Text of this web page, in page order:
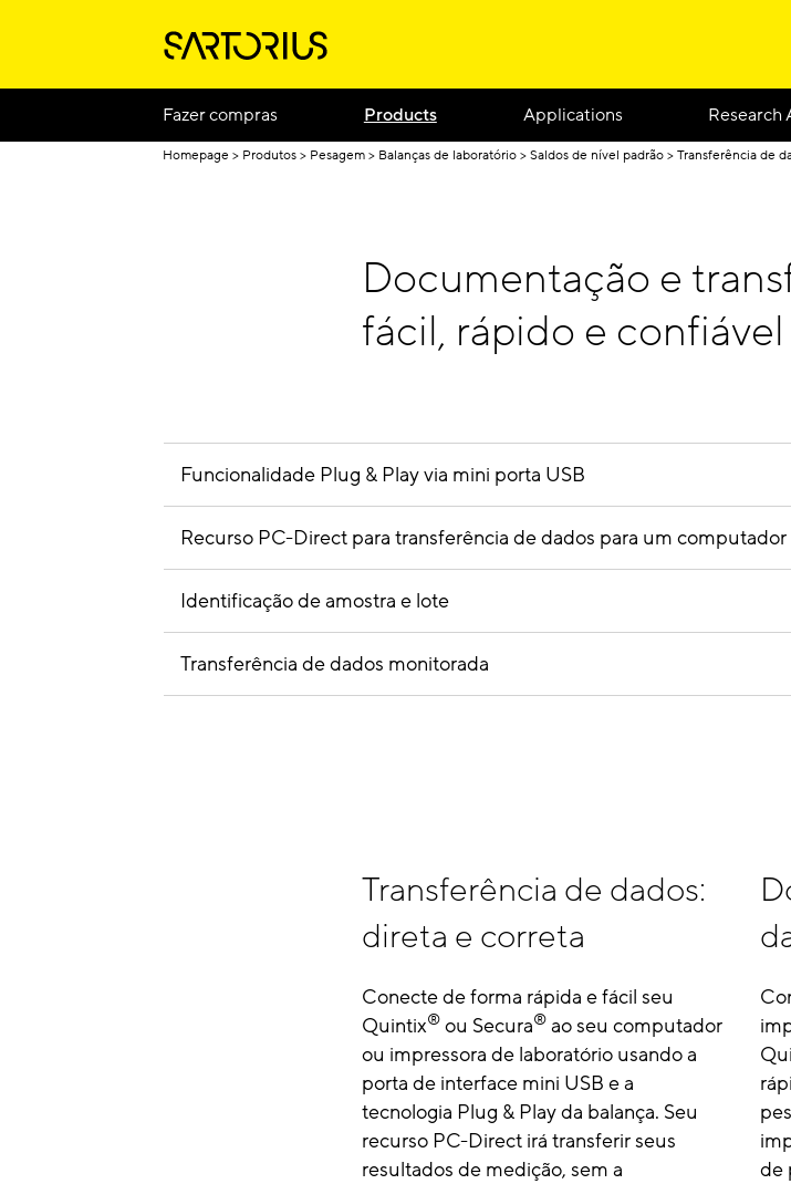
Fazer compras Products Applications Research
Homepage Produtos Pesagem Balanças de laboratório Saldos de nível padrão Transferência de
Documentação e
fácil, rápido e confiável
Funcionalidade Plug & Play via mini porta USB
Recurso PC-Direct para transferência de dados para um computador
Identificação de amostra e lote
Transferência de dados monitorada
Transferência de dados:
direta e correta
Conecte de forma rápida e fácil seu
Quintix® ou Secura® ao seu computador
ou impressora de laboratório usando a
porta de interface mini USB e a
tecnologia Plug & Play da balança. Seu
recurso PC-Direct irá transferir seus
resultados de medição, sem a
de